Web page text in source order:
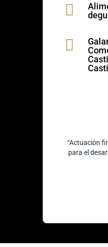


“Actuación
para el